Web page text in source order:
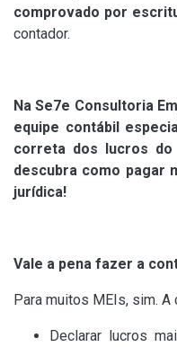
comprovado por
contador.
Na Se7e Consultoria
equipe contábil
correta dos lucros
descubra como pagar
jurídica!
Vale a pena fazer a
Para muitos MEIs, sim.
Declarar lucros